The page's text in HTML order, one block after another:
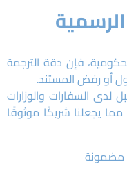
فإن دقة الترجمة
أو رفض المستند.
السفارات والوزارات
مما يجعلنا شريكًا موثوقًا